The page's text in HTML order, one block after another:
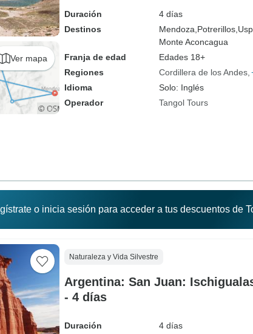
Ver mapa
Duración
4 días
Destinos
Mendoza, Potrerillos,
Monte Aconcagua
Franja de edad
Edades 18+
Regiones
Cordillera de los Andes
Idioma
Solo: Inglés
Operador
Tangol Tours
o inicia sesión para acceder a tus descuentos de
Naturaleza y Vida Silvestre
Argentina: San Juan:
- 4 días
Duración
4 días